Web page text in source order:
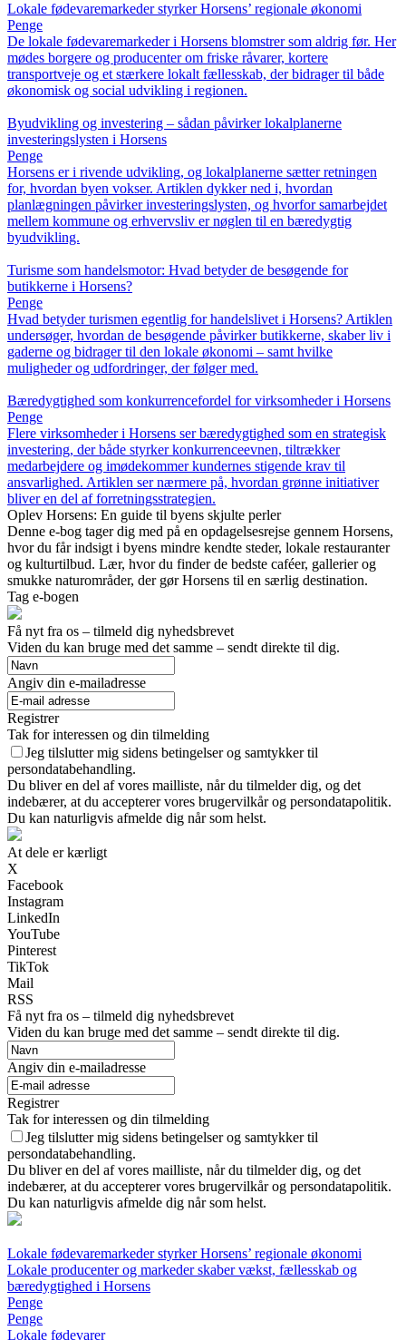
Lokale fødevaremarkeder styrker Horsens’ regionale økonomi
Penge
De lokale fødevaremarkeder i Horsens blomstrer som aldrig før. Her
mødes borgere og producenter om friske råvarer, kortere
transportveje og et stærkere lokalt fællesskab, der bidrager til både
økonomisk og social udvikling i regionen.
Byudvikling og investering – sådan påvirker lokalplanerne
investeringslysten i Horsens
Penge
Horsens er i rivende udvikling, og lokalplanerne sætter retningen
for, hvordan byen vokser. Artiklen dykker ned i, hvordan
planlægningen påvirker investeringslysten, og hvorfor samarbejdet
mellem kommune og erhvervsliv er nøglen til en bæredygtig
byudvikling.
Turisme som handelsmotor: Hvad betyder de besøgende for
butikkerne i Horsens?
Penge
Hvad betyder turismen egentlig for handelslivet i Horsens? Artiklen
undersøger, hvordan de besøgende påvirker butikkerne, skaber liv i
gaderne og bidrager til den lokale økonomi – samt hvilke
muligheder og udfordringer, der følger med.
Bæredygtighed som konkurrencefordel for virksomheder i Horsens
Penge
Flere virksomheder i Horsens ser bæredygtighed som en strategisk
investering, der både styrker konkurrenceevnen, tiltrækker
medarbejdere og imødekommer kundernes stigende krav til
ansvarlighed. Artiklen ser nærmere på, hvordan grønne initiativer
bliver en del af forretningsstrategien.
Oplev Horsens: En guide til byens skjulte perler
Denne e-bog tager dig med på en opdagelsesrejse gennem Horsens,
hvor du får indsigt i byens mindre kendte steder, lokale restauranter
og kulturtilbud. Lær, hvor du finder de bedste caféer, gallerier og
smukke naturområder, der gør Horsens til en særlig destination.
Tag e-bogen
Få nyt fra os – tilmeld dig nyhedsbrevet
Viden du kan bruge med det samme – sendt direkte til dig.
Angiv din e-mailadresse
Registrer
Tak for interessen og din tilmelding
Jeg tilslutter mig sidens betingelser og samtykker til
persondatabehandling.
Du bliver en del af vores mailliste, når du tilmelder dig, og det
indebærer, at du accepterer vores brugervilkår og persondatapolitik.
Du kan naturligvis afmelde dig når som helst.
At dele er kærligt
X
Facebook
Instagram
LinkedIn
YouTube
Pinterest
TikTok
Mail
RSS
Få nyt fra os – tilmeld dig nyhedsbrevet
Viden du kan bruge med det samme – sendt direkte til dig.
Angiv din e-mailadresse
Registrer
Tak for interessen og din tilmelding
Jeg tilslutter mig sidens betingelser og samtykker til
persondatabehandling.
Du bliver en del af vores mailliste, når du tilmelder dig, og det
indebærer, at du accepterer vores brugervilkår og persondatapolitik.
Du kan naturligvis afmelde dig når som helst.
Lokale fødevaremarkeder styrker Horsens’ regionale økonomi
Lokale producenter og markeder skaber vækst, fællesskab og
bæredygtighed i Horsens
Penge
Penge
Lokale fødevarer